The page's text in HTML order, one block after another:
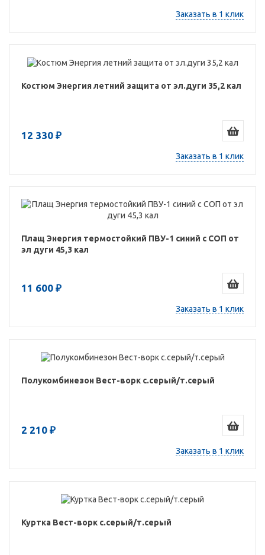
Заказать в 1 клик
Костюм Энергия летний защита от эл.дуги 35,2 кал
12 330 ₽
Заказать в 1 клик
Плащ Энергия термостойкий ПВУ-1 синий с СОП от
эл дуги 45,3 кал
11 600 ₽
Заказать в 1 клик
Полукомбинезон Вест-ворк с.серый/т.серый
2 210 ₽
Заказать в 1 клик
Куртка Вест-ворк с.серый/т.серый